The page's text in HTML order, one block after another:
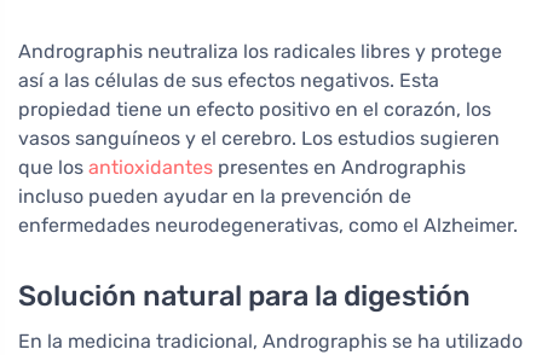
Andrographis neutraliza los radicales libres y protege
así a las células de sus efectos negativos. Esta
propiedad tiene un efecto positivo en el corazón, los
vasos sanguíneos y el cerebro. Los estudios sugieren
que los antioxidantes presentes en Andrographis
incluso pueden ayudar en la prevención de
enfermedades neurodegenerativas, como el Alzheimer.
Solución natural para la digestión
En la medicina tradicional, Andrographis se ha utilizado